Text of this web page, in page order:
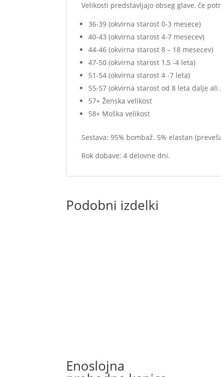
Velikosti predstavljajo obseg glave, če
36-39 (okvirna starost 0-3 mesece)
40-43 (okvirna starost 4-7 mesecev)
44-46 (okvirna starost 8 – 18 mesecev)
47-50 (okvirna starost 1,5 -4 leta)
51-54 (okvirna starost 4 -7 leta)
55-57 (okvirna starost od 8 leta dalje ali
57+ Ženska velikost
58+ Moška velikost
Sestava: 95% bombaž. 5% elastan
Rok dobave: 4 delovne dni.
Podobni izdelki
Enoslojna